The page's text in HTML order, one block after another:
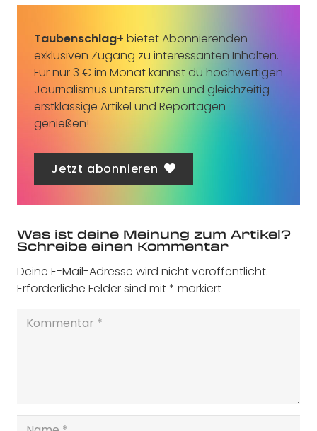
Taubenschlag+ bietet Abonnierenden
exklusiven Zugang zu interessanten Inhalten.
Für nur 3 € im Monat kannst du hochwertigen
Journalismus unterstützen und gleichzeitig
erstklassige Artikel und Reportagen
genießen!
Jetzt abonnieren
Was ist deine Meinung zum Artikel?
Schreibe einen Kommentar
Deine E-Mail-Adresse wird nicht veröffentlicht.
Erforderliche Felder sind mit* markiert